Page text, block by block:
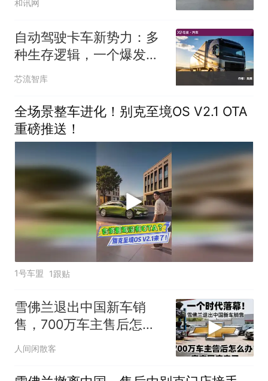
和讯网
自动驾驶卡车新势力：多
种生存逻辑，一个爆发前
夜
芯流智库
全场景整车进化！别克至境OS V2.1 OTA
重磅推送！
1号车盟 1跟贴
雪佛兰退出中国新车销
售，700万车主售后怎么
办？官方回应来了
人间闲散客